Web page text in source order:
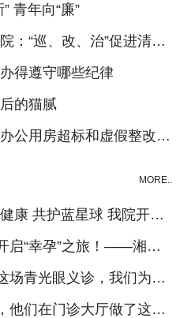
青年向“廉”
【湘潭廉政网】市一医院：“巡、改、治”促进清廉医院建设
得遵守哪些纪律
的猫腻
漫画说纪·案说“八规”丨办公用房超标和虚假整改问题当如何处理
MORE..
【世界肾脏日】护肾守健康 共护蓝星球 我院开展系列公益活动邀您参加！
“孕”味妇女节，在这里开启“幸孕”之旅！——湘潭市第一人民医院这场活动超有爱
警惕“视力小偷”出没！这场青光眼义诊，我们为视力“上锁”
【追“锋”而行】雷锋日，他们在门诊大厅做了这件事